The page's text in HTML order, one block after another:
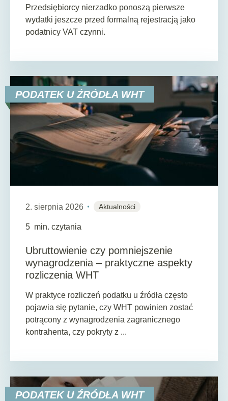
Przedsiębiorcy nierzadko ponoszą pierwsze
wydatki jeszcze przed formalną rejestracją jako
podatnicy VAT czynni.
PODATEK U ŹRÓDŁA WHT
2. sierpnia 2026 Aktualności
5 min. czytania
Ubruttowienie czy pomniejszenie
wynagrodzenia – praktyczne aspekty
rozliczenia WHT
W praktyce rozliczeń podatku u źródła często
pojawia się pytanie, czy WHT powinien zostać
potrącony z wynagrodzenia zagranicznego
kontrahenta, czy pokryty z ...
PODATEK U ŹRÓDŁA WHT